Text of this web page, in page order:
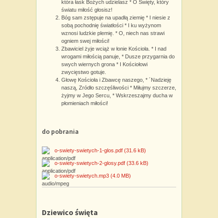
która łask Bożych udzielasz * O Święty, który
światu miłość głosisz!
Bóg sam zstępuje na upadłą ziemię * I niesie z
sobą pochodnię światłości * I ku wyżynom
wznosi ludzkie plemię. * O, niech nas strawi
ogniem swej miłości!
Zbawiciel żyje wciąż w łonie Kościoła. * I nad
wrogami miłością panuje, * Dusze przygarnia do
swych wiernych grona * I Kościołowi
zwycięstwo gotuje.
Głowę Kościoła i Zbawcę naszego, * ´Nadzieję
naszą, Zródło szczęśliwości * Miłujmy szczerze,
żyjmy w Jego Sercu, * Wskrzeszajmy ducha w
płomieniach miłości!
do pobrania
o-swiety-swietych-1-glos.pdf (31.6 kB)
o-swiety-swietych-2-glosy.pdf (33.6 kB)
o-swiety-swietych.mp3 (4.0 MB)
Dziewico święta